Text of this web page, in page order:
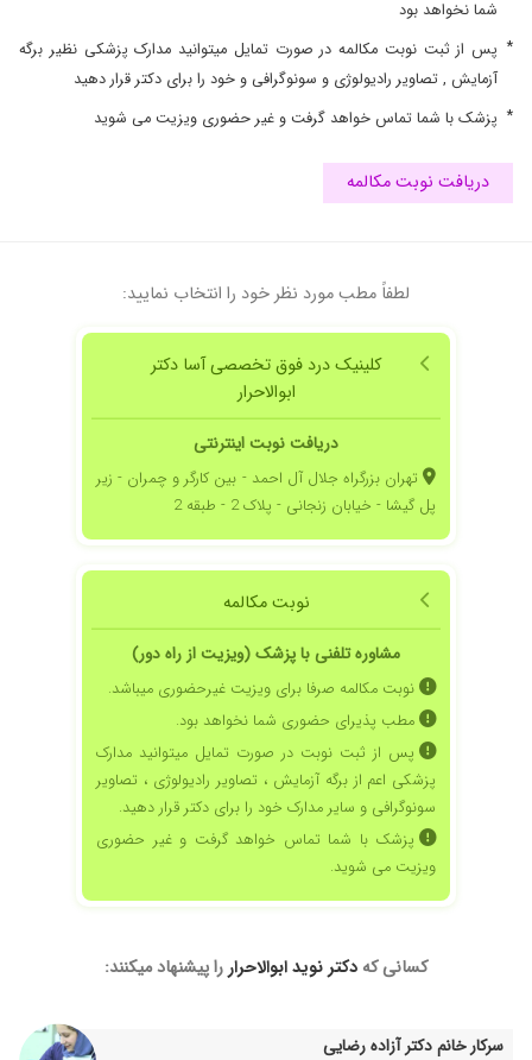
شما نخواهد بود
* پس از ثبت نوبت مکالمه در صورت تمایل میتوانید مدارک پزشکی نظیر برگه
آزمایش , تصاویر رادیولوژی و سونوگرافی و خود را برای دکتر قرار دهید
* پزشک با شما تماس خواهد گرفت و غیر حضوری ویزیت می شوید
دریافت نوبت مکالمه
لطفاً مطب مورد نظر خود را انتخاب نمایید:
کلینیک درد فوق تخصصی آسا دکتر
ابوالاحرار
دریافت نوبت اینترنتی
تهران بزرگراه جلال آل احمد - بین کارگر و چمران - زیر
پل گیشا - خیابان زنجانی - پلاک 2 - طبقه 2
نوبت مکالمه
مشاوره تلفنی با پزشک (ویزیت از راه دور)
نوبت مکالمه صرفا برای ویزیت غیرحضوری میباشد.
مطب پذیرای حضوری شما نخواهد بود.
پس از ثبت نوبت در صورت تمایل میتوانید مدارک
پزشکی اعم از برگه آزمایش ، تصاویر رادیولوژی ، تصاویر
سونوگرافی و سایر مدارک خود را برای دکتر قرار دهید.
پزشک با شما تماس خواهد گرفت و غیر حضوری
ویزیت می شوید.
کسانی که دکتر نوید ابوالاحراررا پیشنهاد میکنند:
سرکار خانم دکتر آزاده رضایی